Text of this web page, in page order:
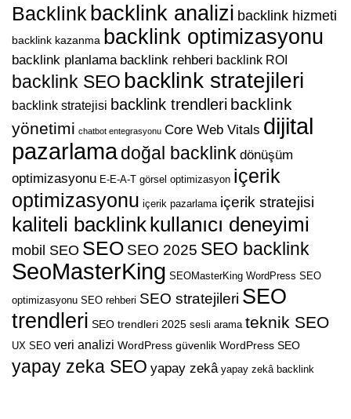
Backlink backlink analizi backlink hizmeti
backlink kazanma backlink optimizasyonu
backlink planlama backlink rehberi backlink ROI
backlink SEO backlink stratejileri
backlink stratejisi backlink trendleri backlink
yönetimi chatbot entegrasyonu Core Web Vitals dijital
pazarlamadoğal backlink dönüşüm
optimizasyonu E-E-A-T görsel optimizasyon içerik
optimizasyonu içerik pazarlama içerik stratejisi
kaliteli backlink kullanıcı deneyimi
mobil SEO SEO SEO 2025 SEO backlink
SeoMasterKing SEOMasterKing WordPress SEO
optimizasyonu SEO rehberi SEO stratejileri SEO
trendleri SEO trendleri 2025 sesli arama teknik SEO
UX SEO veri analizi WordPress güvenlik WordPress SEO
yapay zeka SEO yapay zekâ yapay zekâ backlink